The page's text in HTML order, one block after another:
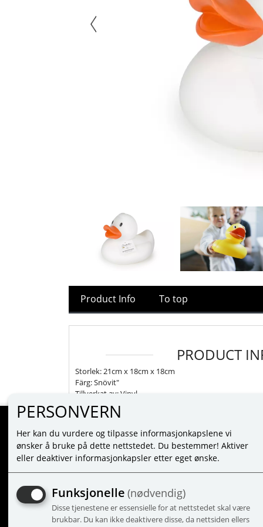
Product Info To top
PRODUCT
Storlek: 21cm x 18cm x 18cm
Färg: Snövit"
Tillverkat av: Vinyl
MINE SIDER
LOGIN
TERMS
PRIVACY TERMS
ADMINISTRER COOKIES
PERSONVERN
Her kan du vurdere og tilpasse informasjonkapslene vi
ønsker å bruke på dette nettstedet. Du bestemmer! Aktiver
eller deaktiver informasjonkapsler etter eget ønske.
Funksjonelle (nødvendig)
Disse tjenestene er essensielle for at nettstedet skal være
brukbar. Du kan ikke deaktivere disse, da nettsiden ellers